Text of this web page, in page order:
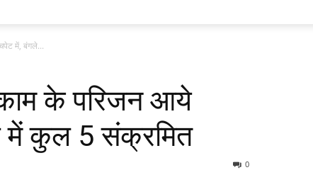
में, बंगले...
के परिजन आये
में कुल 5 संक्रमित
0